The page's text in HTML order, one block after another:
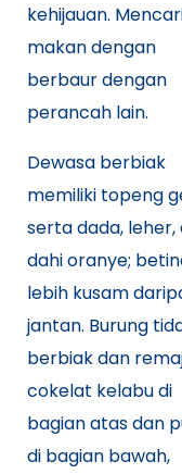
kehijauan.
makan dengan
berbaur dengan
perancah lain.
Dewasa berbiak
memiliki topeng
serta dada, leher,
dahi oranye;
lebih kusam
jantan. Burung
berbiak dan
cokelat kelabu di
bagian atas dan
di bagian bawah,